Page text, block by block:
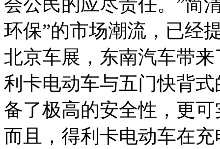
环保”的市场潮流，已经
北京车展，东南汽车带
利卡电动车与五门快背
备了极高的安全性，更
而且，得利卡电动车在